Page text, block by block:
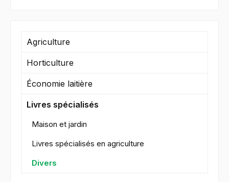
Agriculture
Horticulture
Économie laitière
Livres spécialisés
Maison et jardin
Livres spécialisés en agriculture
Divers